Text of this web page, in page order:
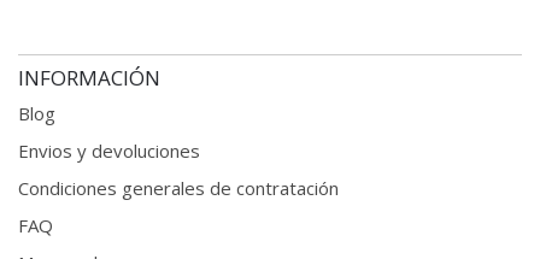
INFORMACIÓN
Blog
Envios y devoluciones
Condiciones generales de contratación
FAQ